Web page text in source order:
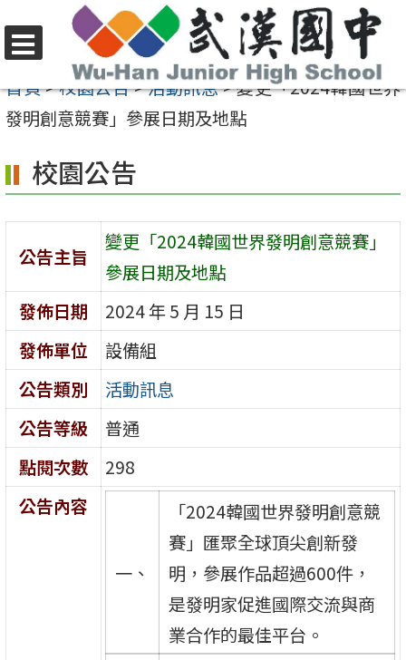
至
要
容
區
選
單
首頁>校園公告>活動訊息>變更「2024韓國世界
發明創意競賽」參展日期及地點
校園公告
公告主旨
變更「2024韓國世界發明創意競賽」
參展日期及地點
發佈日期
2024 年 5 月 15 日
發佈單位
設備組
公告類別
活動訊息
公告等級
普通
點閱次數
298
公告內容
一、
「2024韓國世界發明創意競
賽」匯聚全球頂尖創新發
明，參展作品超過600件，
是發明家促進國際交流與商
業合作的最佳平台。